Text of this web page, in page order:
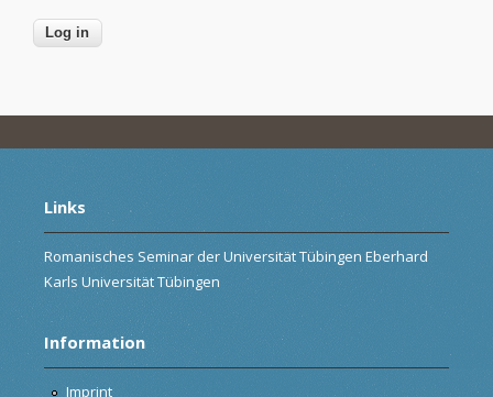
Links
Romanisches Seminar der Universität Tübingen Eberhard
Karls Universität Tübingen
Information
Imprint